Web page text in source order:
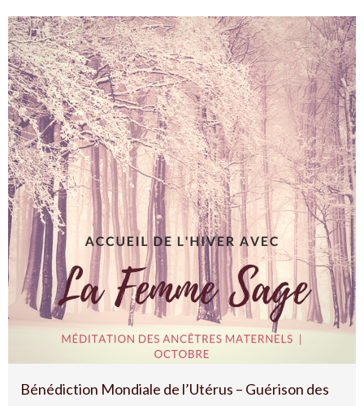
Bénédiction Mondiale de l’Utérus – Guérison des